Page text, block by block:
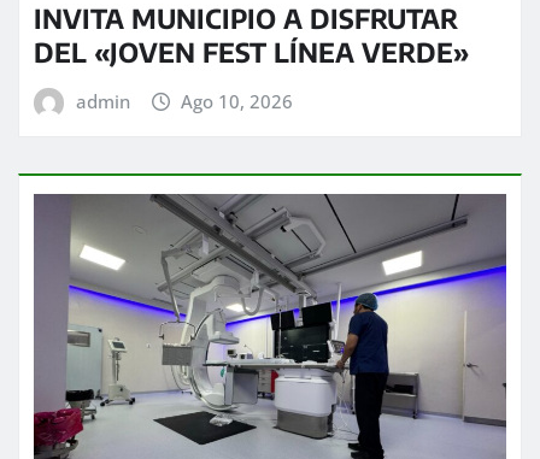
INVITA MUNICIPIO A DISFRUTAR
DEL «JOVEN FEST LÍNEA VERDE»
admin Ago 10, 2026